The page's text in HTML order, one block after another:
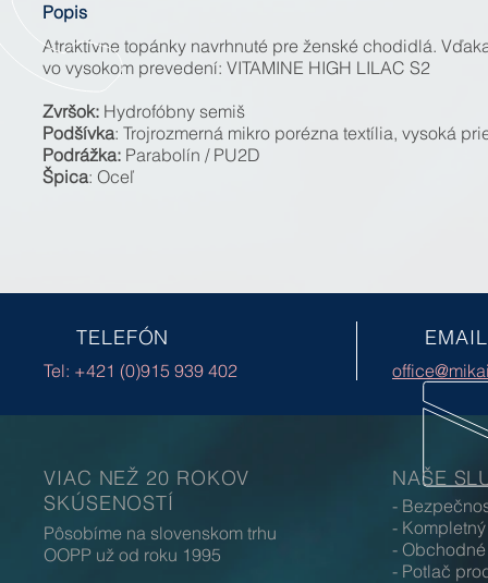
Popis
Atraktívne topánky navrhnuté pre ženské chodidlá.
vo vysokom prevedení: VITAMINE HIGH LILAC S2
Zvršok: Hydrofóbny semiš
Podšívka: Trojrozmerná mikro porézna textília, vysoká
Podrážka: Parabolín / PU2D
Špica: Oceľ
TELEFÓN
Tel: +421 (0)915 939 402
EMAIL
VIAC NEŽ 20 ROKOV
SKÚSENOSTÍ
Pôsobíme na slovenskom trhu
OOPP už od roku 1995
NAŠE
-
-
-
- Potlač